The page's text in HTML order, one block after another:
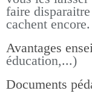
faire
cachent encore.
Avantages
éducation,...)
Documents